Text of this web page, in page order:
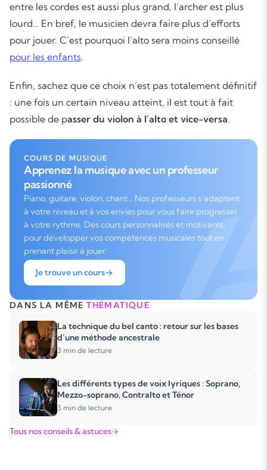
entre les cordes est aussi plus grand, l’archer est plus
lourd… En bref, le musicien devra faire plus d’efforts
pour jouer. C’est pourquoi l’alto sera moins conseillé
pour les enfants.
Enfin, sachez que ce choix n’est pas totalement définitif
: une fois un certain niveau atteint, il est tout à fait
possible de passer du violon à l’alto et vice-versa.
COURS DE MUSIQUE
Apprenez la musique avec un professeur
passionné
Piano, guitare, violon, chant… Nos professeurs s’adaptent
à votre niveau et à vos envies pour vous faire progresser
à votre rythme. Des cours personnalisés et motivants,
pour développer vos compétences musicales tout en
prenant plaisir à jouer.
Je trouve un cours
DANS LA MÊMETHÉMATIQUE
La technique du bel canto : retour sur les bases
d’une méthode ancestrale
3 min de lecture
Les différents types de voix lyriques : Soprano,
Mezzo-soprano, Contralto et Ténor
3 min de lecture
Tous nos conseils & astuces